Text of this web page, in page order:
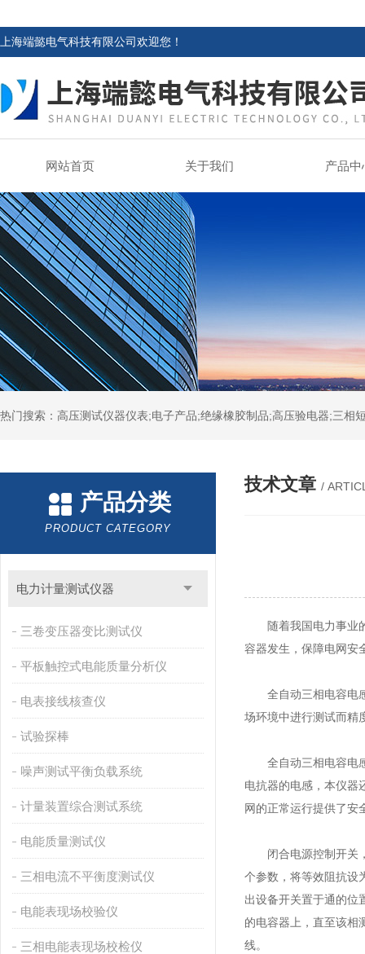
上海端懿电气科技有限公司欢迎您！
网站首页 关于我们 产品中
热门搜索：高压测试仪器仪表;电子产品;绝缘橡胶制品;高压验电器;三
产品分类
PRODUCT CATEGORY
电力计量测试仪器
三卷变压器变比测试仪
平板触控式电能质量分析仪
电表接线核查仪
试验探棒
噪声测试平衡负载系统
计量装置综合测试系统
电能质量测试仪
三相电流不平衡度测试仪
电能表现场校验仪
三相电能表现场校检仪
技术文章 /
随着我国电力事业的
容器发生，保障电网安
全自动三相电容电
场环境中进行测试而精
全自动三相电容电感
电抗器的电感，本仪器
网的正常运行提供了安
闭合电源控制开关，
个参数，将等效阻抗设
出设备开关置于通的位
的电容器上，直至该相
线。